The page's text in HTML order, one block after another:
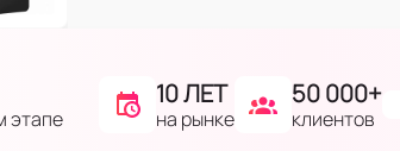
этапе
10 ЛЕТ
на рынке
50 000+
клиентов